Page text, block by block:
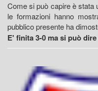
Come si può capire è stata
le formazioni hanno
pubblico presente ha
E' finita 3-0 ma si può